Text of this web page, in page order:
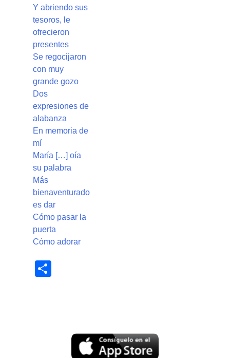
Y abriendo sus
tesoros, le
ofrecieron
presentes
Se regocijaron
con muy
grande gozo
Dos
expresiones de
alabanza
En memoria de
mí
María […] oía
su palabra
Más
bienaventurado
es dar
Cómo pasar la
puerta
Cómo adorar